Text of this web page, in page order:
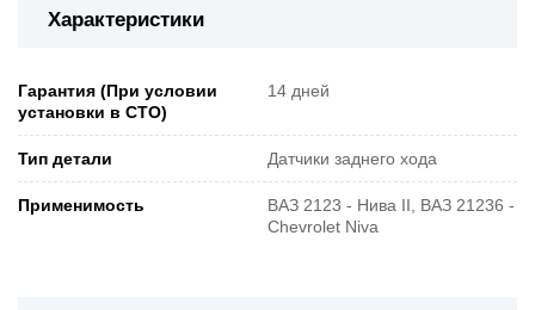
Характеристики
Гарантия (При условии
установки в СТО)
14 дней
Тип детали Датчики заднего хода
Применимость
ВАЗ 2123 - Нива II, ВАЗ 21236 -
Chevrolet Niva